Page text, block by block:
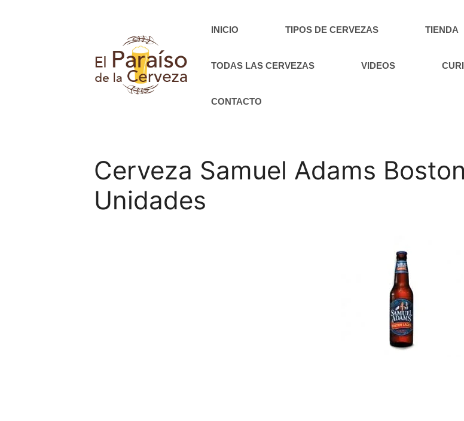
INICIO TIPOS DE CERVEZAS TIENDA
TODAS LAS CERVEZAS VIDEOS
CONTACTO
Cerveza Samuel Adams
Unidades